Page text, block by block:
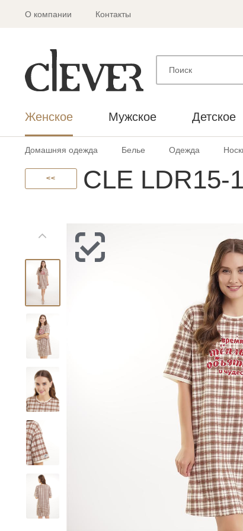
О компании Контакты
Женское Мужское Детское
Домашняя одежда Белье Одежда
<< CLE LDR15-